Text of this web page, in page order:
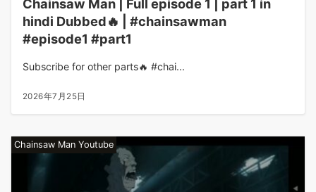
Chainsaw Man | Full episode 1 | part 1 in
hindi Dubbed🔥 | #chainsawman
#episode1 #part1
Subscribe for other parts🔥 #chai...
2026年7月25日
Chainsaw Man Youtube